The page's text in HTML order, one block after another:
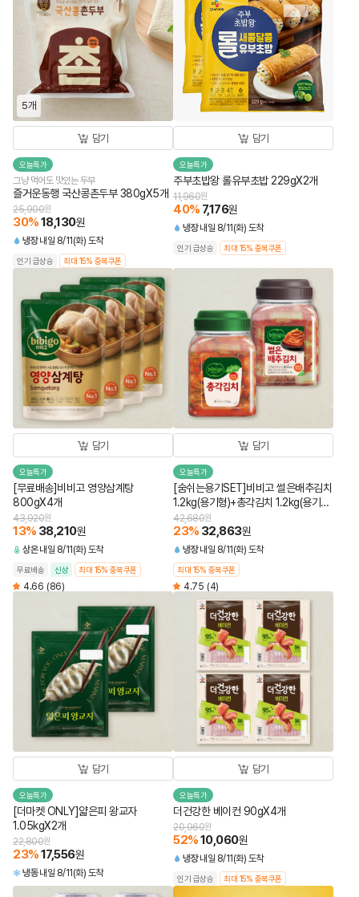
5개
담기
오늘특가
그냥 먹어도 맛있는 두부
즐거운동행 국산콩촌두부 380gX5개
25,900원
30%18,130원
냉장 내일 8/11(화) 도착
인기 급상승 최대 15% 중복쿠폰
담기
오늘특가
주부초밥왕 롤유부초밥 229gX2개
11,960원
40% 7,176원
냉장 내일 8/11(화) 도착
인기 급상승 최대 15% 중복쿠폰
담기
오늘특가
[무료배송]비비고 영양삼계탕
800gX4개
43,920원
13% 38,210원
상온 내일 8/11(화) 도착
무료배송 신상 최대 15% 중복쿠폰
4.66 (86)
담기
오늘특가
[숨쉬는용기SET]비비고 썰은배추김치
1.2kg(용기형)+총각김치 1.2kg(용기형)
(총 2개)
42,680원
23% 32,863원
냉장 내일 8/11(화) 도착
최대 15% 중복쿠폰
4.75 (4)
담기
오늘특가
[더마켓 ONLY]얇은피 왕교자
1.05kgX2개
22,800원
23%17,556원
냉동 내일 8/11(화) 도착
담기
오늘특가
더건강한 베이컨 90gX4개
20,960원
52%10,060원
냉장 내일 8/11(화) 도착
인기 급상승 최대 15% 중복쿠폰